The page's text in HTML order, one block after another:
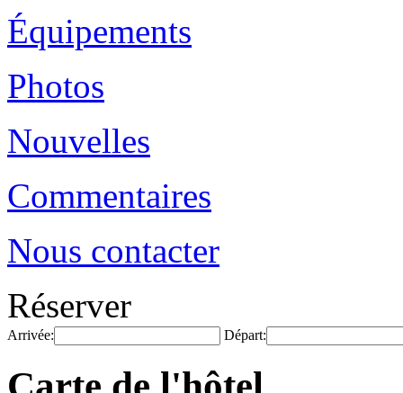
Équipements
Photos
Nouvelles
Commentaires
Nous contacter
Réserver
Arrivée: Départ: